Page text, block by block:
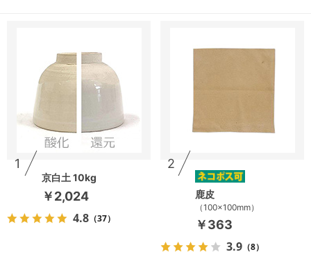
1
京白土 10kg
￥2,024
4.8 （37）
2
鹿皮
（100×100mm）
￥363
3.9 （8）